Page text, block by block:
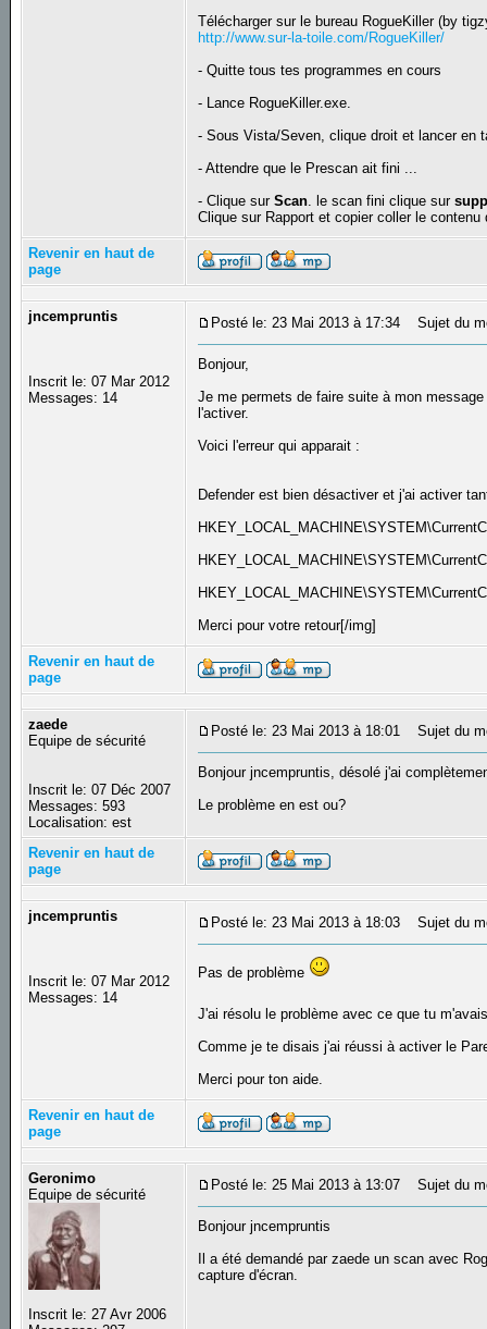
Télécharger sur le bureau RogueKiller (by
http://www.sur-la-toile.com/RogueKiller/
- Quitte tous tes programmes en cours
- Lance RogueKiller.exe.
- Sous Vista/Seven, clique droit et lancer en
- Attendre que le Prescan ait fini ...
- Clique surScan. le scan fini clique sur
Clique sur Rapport et copier coller le
Revenir en haut de
page
jncempruntis
Inscrit le: 07 Mar 2012
Messages: 14
Posté le: 23 Mai 2013 à 17:34 Sujet du
Bonjour,
Je me permets de faire suite à mon
l'activer.
Voici l'erreur qui apparait :
Defender est bien désactiver et j'ai activer
Merci pour votre retour[/img]
Revenir en haut de
page
zaede
Equipe de sécurité
Inscrit le: 07 Déc 2007
Messages: 593
Localisation: est
Posté le: 23 Mai 2013 à 18:01 Sujet du
Bonjour jncempruntis, désolé j'ai
Le problème en est ou?
Revenir en haut de
page
jncempruntis
Inscrit le: 07 Mar 2012
Messages: 14
Posté le: 23 Mai 2013 à 18:03 Sujet du
Pas de problème
J'ai résolu le problème avec ce que tu
Comme je te disais j'ai réussi à activer le
Merci pour ton aide.
Revenir en haut de
page
Geronimo
Equipe de sécurité
Inscrit le: 27 Avr 2006
Posté le: 25 Mai 2013 à 13:07 Sujet du
Bonjour jncempruntis
Il a été demandé par zaede un scan avec
capture d'écran.